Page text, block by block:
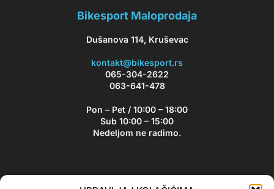
Bikesport Maloprodaja
Dušanova 114, Kruševac
kontakt@bikesport.rs
065-304-2622
063-641-478
Pon – Pet / 10:00 – 18:00
Sub 10:00 – 15:00
Nedeljom ne radimo.
Bikesport Newsletter